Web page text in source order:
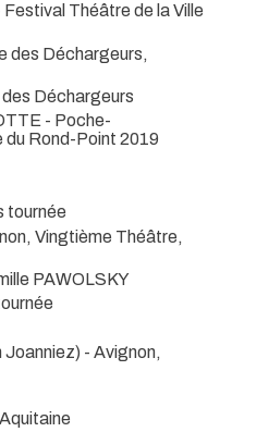
Festival Théâtre de la Ville
des Déchargeurs,
Déchargeurs
- Poche-
Rond-Point 2019
tournée
Vingtième Théâtre,
PAWOLSKY
Joanniez) - Avignon,